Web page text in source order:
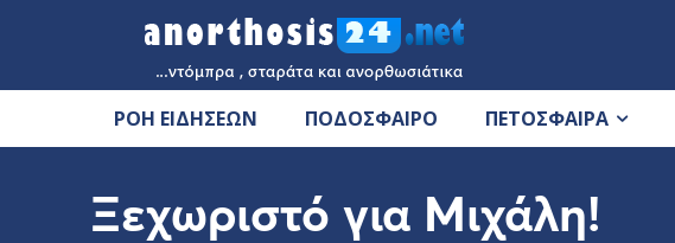
ΡΟΗ ΕΙΔΗΣΕΩΝ ΠΟΔΟΣΦΑΙΡΟ ΠΕΤΟΣΦΑΙΡΑ
Ξεχωριστό για Μιχάλη!